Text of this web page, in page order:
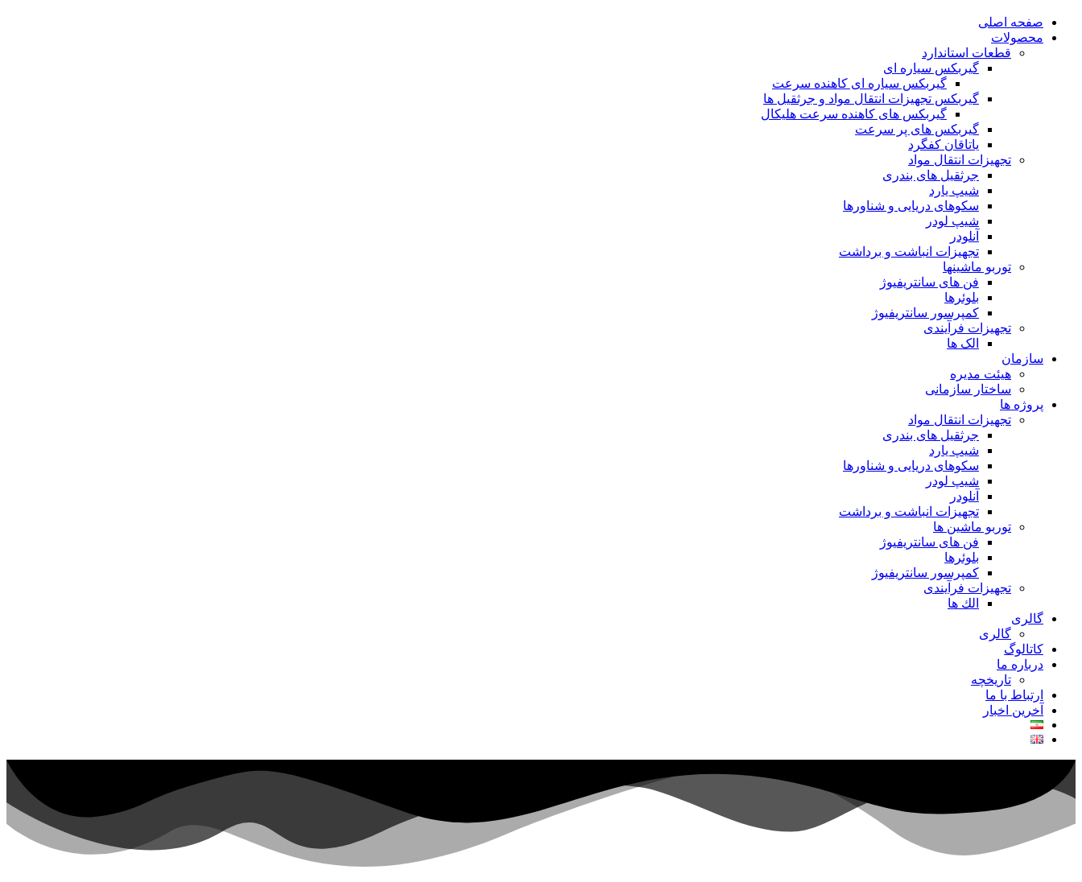
صفحه اصلی
محصولات
قطعات استاندارد
گيربكس سياره ای
گيربكس سياره ای كاهنده سرعت
گيربكس تجهيزات انتقال مواد و جرثقيل ها
گيربكس های كاهنده سرعت هليكال
گيربكس های پر سرعت
ياتاقان كفگرد
تجهیزات انتقال مواد
جرثقیل های بندری
شیپ یارد
سکوهای دریایی و شناورها
شیپ لودر
آنلودر
تجهیزات انباشت و برداشت
توربو ماشینها
فن های سانتریفیوژ
بلوئرها
کمپرسور سانتریفیوژ
تجهیزات فرآیندی
الک ها
سازمان
هيئت مديره
ساختار سازمانی
پروژه ها
تجهيزات انتقال مواد
جرثقيل های بندری
شيپ يارد
سكوهای دريايی و شناورها
شيپ لودر
آنلودر
تجهيزات انباشت و برداشت
توربو ماشين ها
فن های سانتريفيوژ
بلوئرها
کمپرسور سانتریفیوژ
تجهیزات فرآیندی
الك ها
گالری
گالری
کاتالوگ
درباره ما
تاريخچه
ارتباط با ما
آخرین اخبار